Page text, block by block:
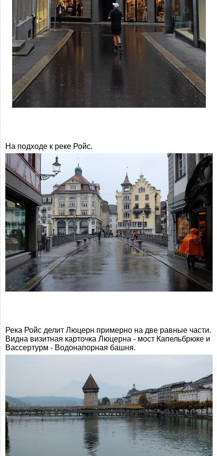
На подходе к реке Ройс.
Река Ройс делит Люцерн примерно на две равные части.
Видна визитная карточка Люцерна - мост Капельбрюке и
Вассертурм - Водонапорная башня.